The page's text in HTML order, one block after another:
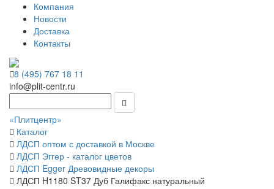
Компания
Новости
Доставка
Контакты
8 (495) 767 18 11
info@plit-centr.ru
«Плитцентр»
Каталог
ЛДСП оптом с доставкой в Москве
ЛДСП Эггер - каталог цветов
ЛДСП Egger Древовидные декоры
ЛДСП H1180 ST37 Дуб Галифакс натуральный